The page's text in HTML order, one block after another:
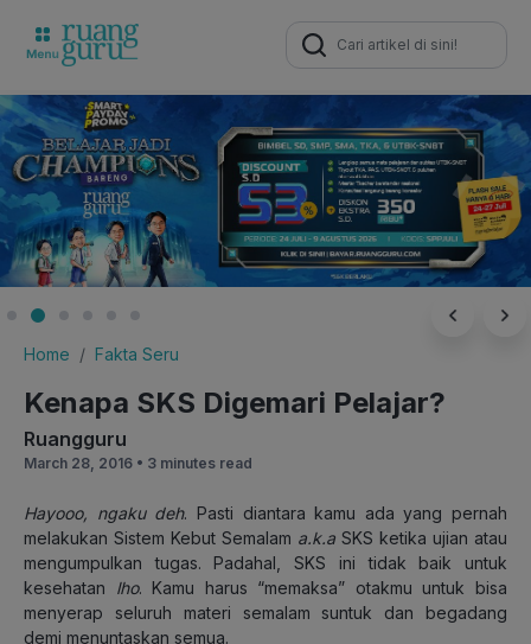
Search
for:
Home Fakta Seru
Kenapa SKS Digemari Pelajar?
Ruangguru
March 28, 2016 • 3 minutes read
Hayooo, ngaku deh. Pasti diantara kamu ada yang pernah
melakukan Sistem Kebut Semalam a.k.a SKS ketika ujian atau
mengumpulkan tugas. Padahal, SKS ini tidak baik untuk
kesehatan lho. Kamu harus “memaksa” otakmu untuk bisa
menyerap seluruh materi semalam suntuk dan begadang
demi menuntaskan semua.